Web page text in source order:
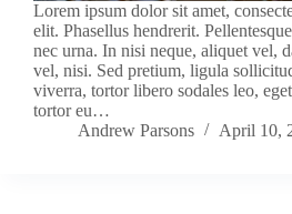
Lorem ipsum dolor sit amet,
elit. Phasellus hendrerit.
nec urna. In nisi neque, aliquet vel,
vel, nisi. Sed pretium, ligula
viverra, tortor libero sodales leo,
tortor eu…
Andrew Parsons
April 10,